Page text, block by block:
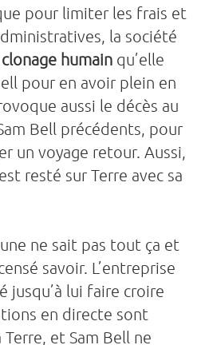
pour limiter les frais et
la société
clonage humain qu’elle
pour en avoir plein en
aussi le décès au
Bell précédents, pour
un voyage retour. Aussi,
resté sur Terre avec sa
ne sait pas tout ça et
savoir. L’entreprise
jusqu’à lui faire croire
en directe sont
et Sam Bell ne